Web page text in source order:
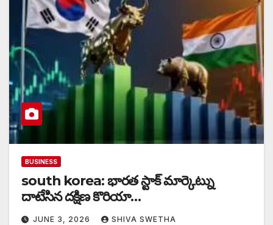
BUSINESS
south korea: భారత స్టాక్ మార్కెట్ను
దాటేసిన దక్షిణ కొరియా…
JUNE 3, 2026 SHIVA SWETHA